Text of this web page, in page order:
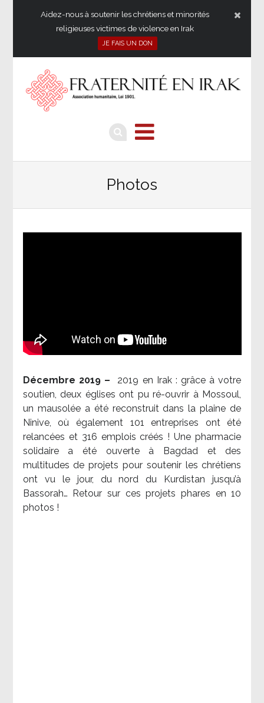
Aidez-nous à soutenir les chrétiens et minorités
religieuses victimes de violence en Irak
JE FAIS UN DON
Photos
Décembre 2019 – 2019 en Irak : grâce à votre
soutien, deux églises ont pu ré-ouvrir à Mossoul,
un mausolée a été reconstruit dans la plaine de
Ninive, où également 101 entreprises ont été
relancées et 316 emplois créés ! Une pharmacie
solidaire a été ouverte à Bagdad et des
multitudes de projets pour soutenir les chrétiens
ont vu le jour, du nord du Kurdistan jusqu’à
Bassorah… Retour sur ces projets phares en 10
photos !